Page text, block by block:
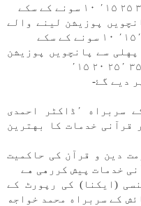
پوزيشن لينے والے
سے پانچویں پوزيشن
چودهویں عالمی قرآنی نماﺋش كے سربراه ٬ڈاكٹر احمدی
قرآنی خدمات كا بهترين
دين و قرآن كی حاكميت
خدمات پيش كررهی هے
(ايكنا) كی رپورٹ كے
كے سربراه محمد خواجه